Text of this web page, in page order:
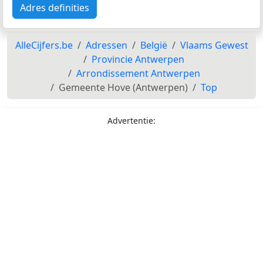
Adres definities
AlleCijfers.be Adressen België
Vlaams Gewest
Provincie Antwerpen
Arrondissement Antwerpen
Gemeente Hove (Antwerpen)
Top
Advertentie: